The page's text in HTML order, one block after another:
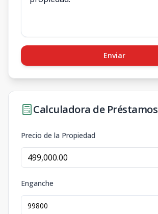
Enviar
Calculadora de Préstamos
Precio de la Propiedad
Enganche